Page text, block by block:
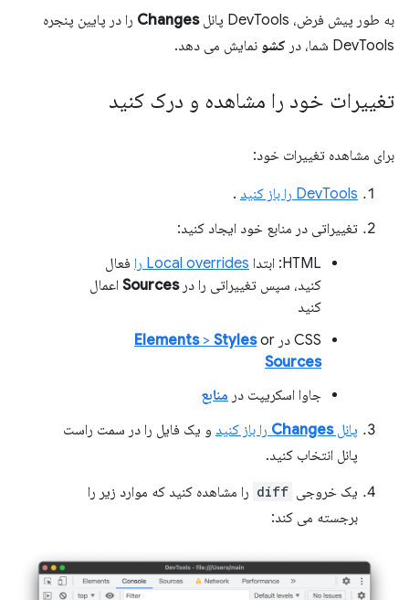
به طور پیش فرض، DevTools پانل Changes را در پایین پنجره
DevTools شما، در
کشو نمایش می دهد.
تغییرات خود را مشاهده و درک کنید
برای مشاهده تغییرات خود:
DevTools را باز کنید
.
تغییراتی در منابع خود ایجاد کنید:
HTML: ابتدا
Local overrides را
فعال
کنید، سپس تغییراتی را درSources اعمال
کنید
CSS در
Elements> Stylesor
Sources
جاوا اسکریپت در منابع
پانلChanges را باز کنید و یک فایل را در سمت راست
پانل انتخاب کنید.
یک خروجی diff را مشاهده کنید که موارد زیر را
برجسته می کند: